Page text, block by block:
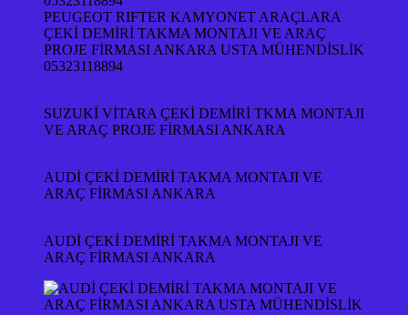
PEUGEOT RIFTER KAMYONET ARAÇLARA
ÇEKİ DEMİRİ TAKMA MONTAJI VE ARAÇ
PROJE FİRMASI ANKARA USTA MÜHENDİSLİK
05323118894
SUZUKİ VİTARA ÇEKİ DEMİRİ TKMA MONTAJI
VE ARAÇ PROJE FİRMASI ANKARA
AUDİ ÇEKİ DEMİRİ TAKMA MONTAJI VE
ARAÇ FİRMASI ANKARA
AUDİ ÇEKİ DEMİRİ TAKMA MONTAJI VE
ARAÇ FİRMASI ANKARA